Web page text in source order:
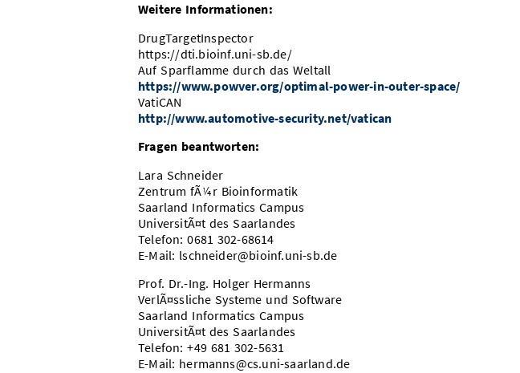
Weitere Informationen:
DrugTargetInspector
https://dti.bioinf.uni-sb.de/
Auf Sparflamme durch das Weltall
https://www.powver.org/optimal-power-in-outer-space/
VatiCAN
http://www.automotive-security.net/vatican
Fragen beantworten:
Lara Schneider
Zentrum fÃ¼r Bioinformatik
Saarland Informatics Campus
UniversitÃ¤t des Saarlandes
Telefon: 0681 302-68614
E-Mail: lschneider@bioinf.uni-sb.de
Prof. Dr.-Ing. Holger Hermanns
VerlÃ¤ssliche Systeme und Software
Saarland Informatics Campus
UniversitÃ¤t des Saarlandes
Telefon: +49 681 302-5631
E-Mail: hermanns@cs.uni-saarland.de